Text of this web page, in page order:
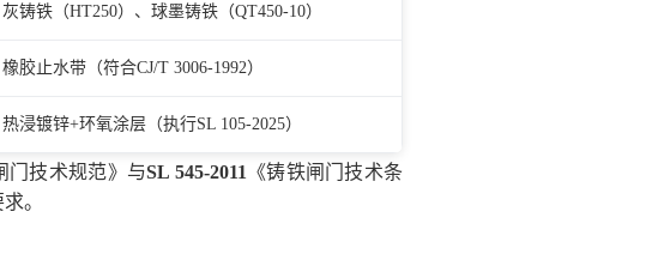
灰铸铁（HT250）、球墨铸铁（QT450-10）
橡胶止水带（符合CJ/T 3006-1992）
热浸镀锌+环氧涂层（执行SL 105-2025）
门技术规范》与SL 545-2011 《铸铁闸门技术条
。